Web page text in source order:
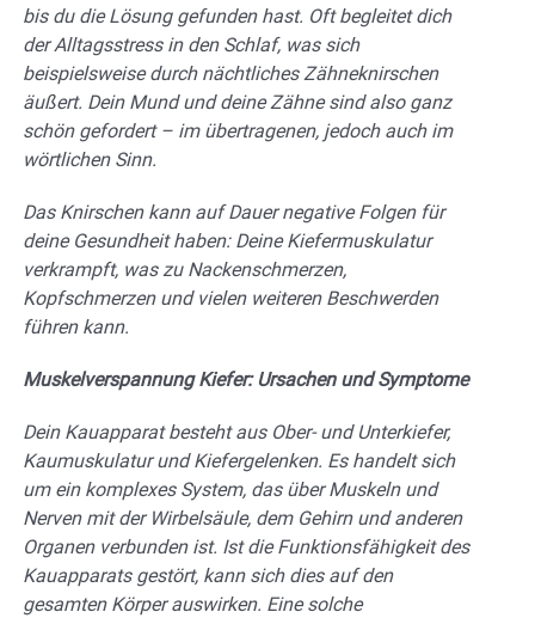
bis du die Lösung gefunden hast. Oft begleitet dich
der Alltagsstress in den Schlaf, was sich
beispielsweise durch nächtliches Zähneknirschen
äußert. Dein Mund und deine Zähne sind also ganz
schön gefordert – im übertragenen, jedoch auch im
wörtlichen Sinn.
Das Knirschen kann auf Dauer negative Folgen für
deine Gesundheit haben: Deine Kiefermuskulatur
verkrampft, was zu Nackenschmerzen,
Kopfschmerzen und vielen weiteren Beschwerden
führen kann.
Muskelverspannung Kiefer: Ursachen und Symptome
Dein Kauapparat besteht aus Ober- und Unterkiefer,
Kaumuskulatur und Kiefergelenken. Es handelt sich
um ein komplexes System, das über Muskeln und
Nerven mit der Wirbelsäule, dem Gehirn und anderen
Organen verbunden ist. Ist die Funktionsfähigkeit des
Kauapparats gestört, kann sich dies auf den
gesamten Körper auswirken. Eine solche